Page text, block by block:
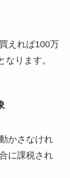
えれば100万
ります。
かさなけれ
に課税され